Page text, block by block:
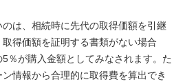
は、相続時に先代の取得価額を引継
得価額を証明する書類がない場合
％が購入金額としてみなされます。た
情報から合理的に取得費を算出でき